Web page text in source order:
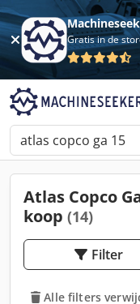
Gratis in de
Atlas Copco
koop (14)
Filter
Alle filters